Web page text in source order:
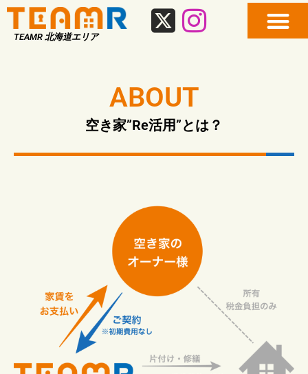
TEAMR 北海道エリア
ABOUT
空き家”Re活用”とは？